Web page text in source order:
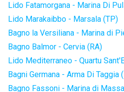
Lido Fatamorgana - Marina Di
Lido Marakaibbo - Marsala (TP)
Bagno la Versiliana - Marina di
Bagno Balmor - Cervia (RA)
Lido Mediterraneo - Quartu
Bagni Germana - Arma Di Taggia
Bagno Fassoni - Marina di